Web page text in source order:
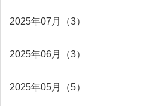
2025年07月（3）
2025年06月（3）
2025年05月（5）